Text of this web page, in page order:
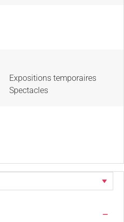
Expositions temporaires
Spectacles
—